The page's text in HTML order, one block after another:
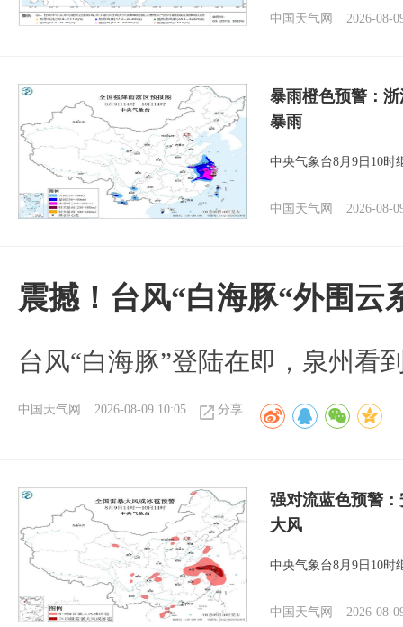
中国天气网 2026-08-
暴雨橙色预警：
暴雨
中央气象台8月9日10时
中国天气网 2026-08-
震撼！台风“白海豚“外围云
台风“白海豚”登陆在即，泉州看
中国天气网 2026-08-09 10:05 分享
强对流蓝色预警
大风
中央气象台8月9日10时
中国天气网 2026-08-